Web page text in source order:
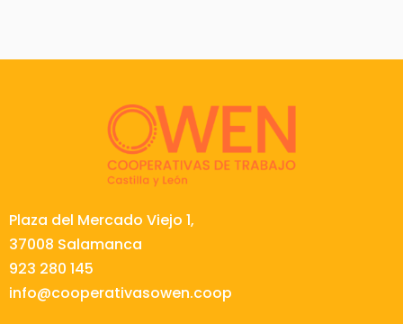
Plaza del Mercado Viejo 1,
37008 Salamanca
923 280 145
info@cooperativasowen.coop